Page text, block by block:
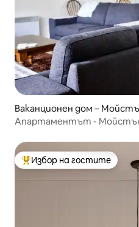
Ваканционен дом –
Апартаментът -
Най-популярен избор на
Избор на гостите